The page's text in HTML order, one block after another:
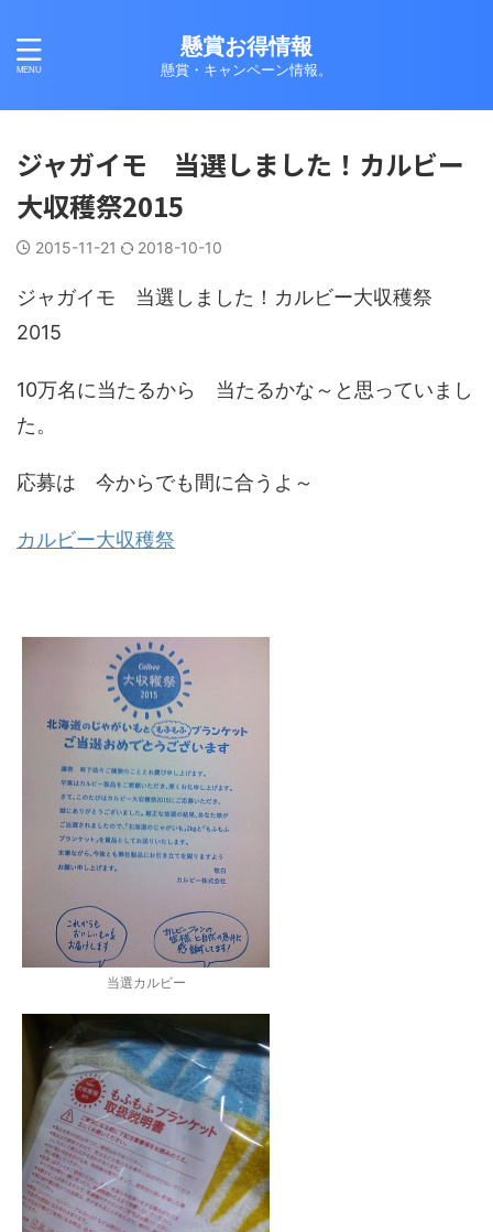
懸賞お得情報
懸賞・キャンペーン情報。
ジャガイモ 当選しました！カルビー
大収穫祭2015
2015-11-21 2018-10-10
ジャガイモ 当選しました！カルビー大収穫祭
2015
10万名に当たるから 当たるかな～と思っていまし
た。
応募は 今からでも間に合うよ～
カルビー大収穫祭
当選カルビー